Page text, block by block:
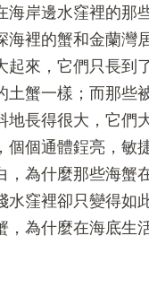
岸邊水窪裡的那
海裡的蟹和金蘭灣
起來，它們只長到
土蟹一樣；而那些
地長得很大，它們
個個通體鋥亮，敏
，為什麼那些海蟹
水窪裡卻只變得如
，為什麼在海底生